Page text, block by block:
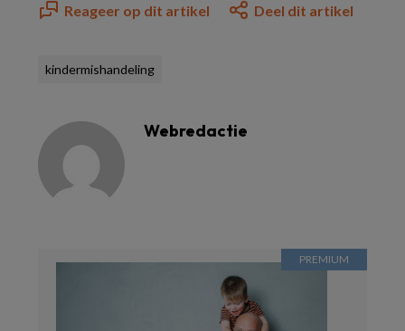
Reageer op dit artikel Deel dit artikel
kindermishandeling
Webredactie